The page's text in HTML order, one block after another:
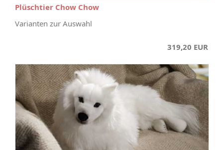
Plüschtier Chow Chow
Varianten zur Auswahl
319,20 EUR